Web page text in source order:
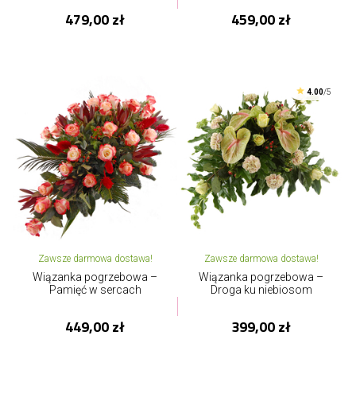
479,00 zł 459,00 zł
Zawsze darmowa dostawa!
Wiązanka pogrzebowa –
Pamięć w sercach
449,00 zł
4.00/5
Zawsze darmowa dostawa!
Wiązanka pogrzebowa –
Droga ku niebiosom
399,00 zł